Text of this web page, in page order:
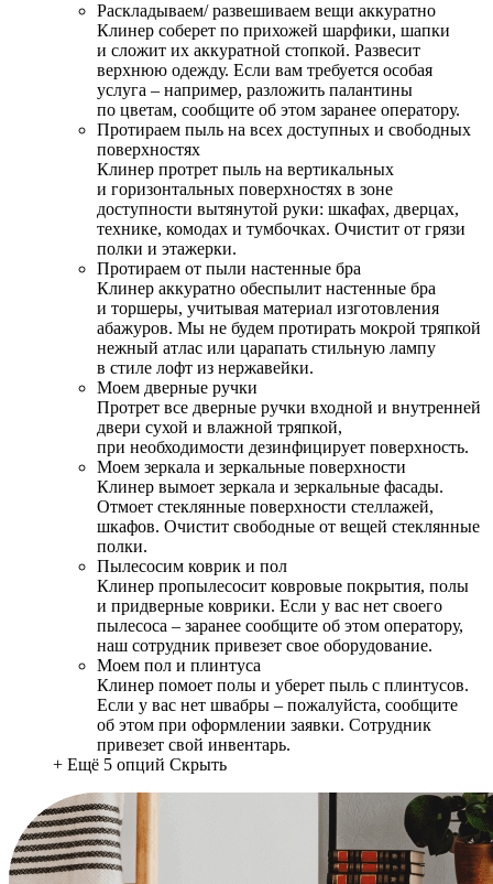
Раскладываем/ развешиваем вещи аккуратно
Клинер соберет по прихожей шарфики, шапки
и сложит их аккуратной стопкой. Развесит
верхнюю одежду. Если вам требуется особая
услуга – например, разложить палантины
по цветам, сообщите об этом заранее оператору.
Протираем пыль на всех доступных и свободных
поверхностях
Клинер протрет пыль на вертикальных
и горизонтальных поверхностях в зоне
доступности вытянутой руки: шкафах, дверцах,
технике, комодах и тумбочках. Очистит от грязи
полки и этажерки.
Протираем от пыли настенные бра
Клинер аккуратно обеспылит настенные бра
и торшеры, учитывая материал изготовления
абажуров. Мы не будем протирать мокрой тряпкой
нежный атлас или царапать стильную лампу
в стиле лофт из нержавейки.
Моем дверные ручки
Протрет все дверные ручки входной и внутренней
двери сухой и влажной тряпкой,
при необходимости дезинфицирует поверхность.
Моем зеркала и зеркальные поверхности
Клинер вымоет зеркала и зеркальные фасады.
Отмоет стеклянные поверхности стеллажей,
шкафов. Очистит свободные от вещей стеклянные
полки.
Пылесосим коврик и пол
Клинер пропылесосит ковровые покрытия, полы
и придверные коврики. Если у вас нет своего
пылесоса – заранее сообщите об этом оператору,
наш сотрудник привезет свое оборудование.
Моем пол и плинтуса
Клинер помоет полы и уберет пыль с плинтусов.
Если у вас нет швабры – пожалуйста, сообщите
об этом при оформлении заявки. Сотрудник
привезет свой инвентарь.
+ Ещё 5 опций Скрыть